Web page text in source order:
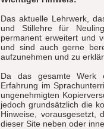
Das aktuelle Lehrwerk,
und Stillehre für
permanent erweitert und
und sind auch gerne
aufzunehmen und zu
Da das gesamte Werk
Erfahrung im
ungenehmigten
jedoch grundsätzlich die
Hinweise, vorausgesetzt,
dieser Site neben oder